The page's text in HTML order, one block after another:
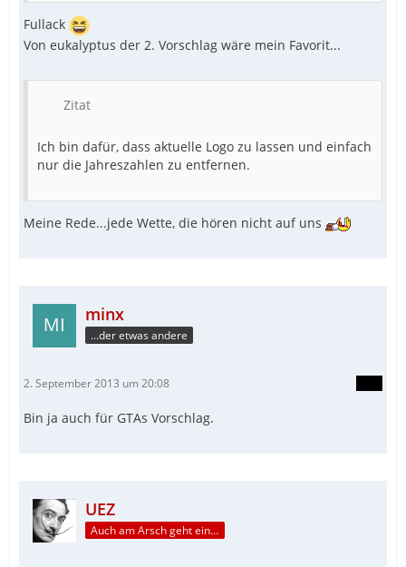
Fullack
Von eukalyptus der 2. Vorschlag wäre mein Favorit...
Zitat
Ich bin dafür, dass aktuelle Logo zu lassen und einfach
nur die Jahreszahlen zu entfernen.
Meine Rede...jede Wette, die hören nicht auf uns
minx
...der etwas andere
2. September 2013 um 20:08
Bin ja auch für GTAs Vorschlag.
UEZ
Auch am Arsch geht ein Weg vorbei...